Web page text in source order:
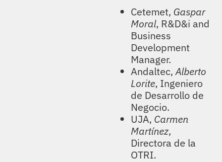
Cetemet, Gaspar
Moral, R&D&i and
Business
Development
Manager.
Andaltec,Alberto
Lorite, Ingeniero
de Desarrollo de
Negocio.
UJA, Carmen
Martínez,
Directora de la
OTRI.